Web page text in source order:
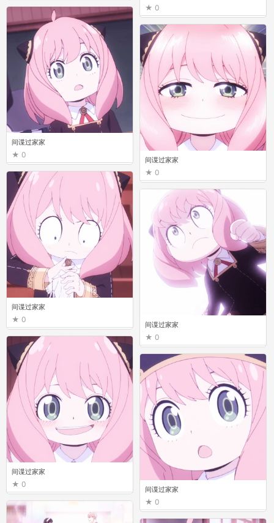
间谍过家家
0
间谍过家家
0
间谍过家家
0
间谍过家家
0
间谍过家家
0
间谍过家家
0
0